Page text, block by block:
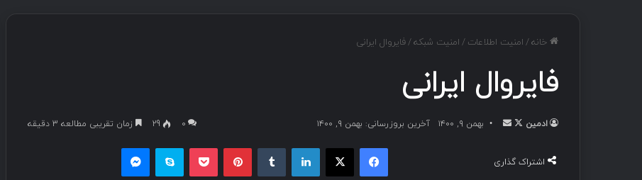
خانه/ امنیت اطلاعات / امنیت شبکه/فایروال ایرانی
فایروال ایرانی
ادمین بهمن ۹, ۱۴۰۰ آخرین بروزرسانی: بهمن ۹, ۱۴۰۰ ۰ 29 زمان تقریبی مطالعه 3 دقیقه
اشتراک گذاری